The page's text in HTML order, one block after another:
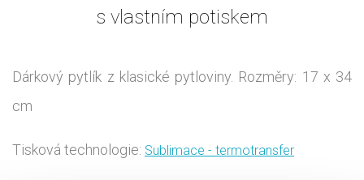
s vlastním potiskem
Dárkový pytlík z klasické pytloviny. Rozměry: 17 x 34
cm
Tisková technologie: Sublimace - termotransfer